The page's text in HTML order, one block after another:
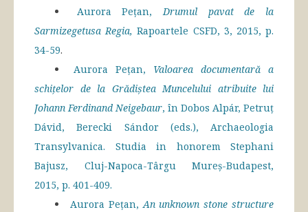
Aurora Pețan,Drumul pavat de la
Sarmizegetusa Regia,Rapoartele CSFD, 3, 2015, p.
34-59.
Aurora Pețan, Valoarea documentară a
schițelor de la Grădiștea Muncelului atribuite lui
Johann Ferdinand Neigebaur, în Dobos Alpár, Petruţ
Dávid, Berecki Sándor (eds.), Archaeologia
Transylvanica. Studia in honorem Stephani
Bajusz, Cluj-Napoca-Târgu Mureș-Budapest,
2015, p. 401-409.
Aurora Pețan,An unknown stone structure